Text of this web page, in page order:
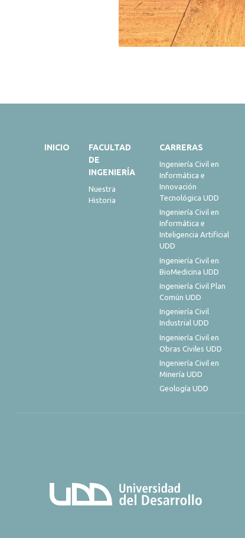
INICIO
FACULTAD
DE
INGENIERÍA
Nuestra
Historia
CARRERAS
Ingeniería Civil en
Informática e
Innovación
Tecnológica UDD
Ingeniería Civil en
Informática e
Inteligencia Artificial
UDD
Ingeniería Civil en
BioMedicina UDD
Ingeniería Civil Plan
Común UDD
Ingeniería Civil
Industrial UDD
Ingeniería Civil en
Obras Civiles UDD
Ingeniería Civil en
Minería UDD
Geología UDD